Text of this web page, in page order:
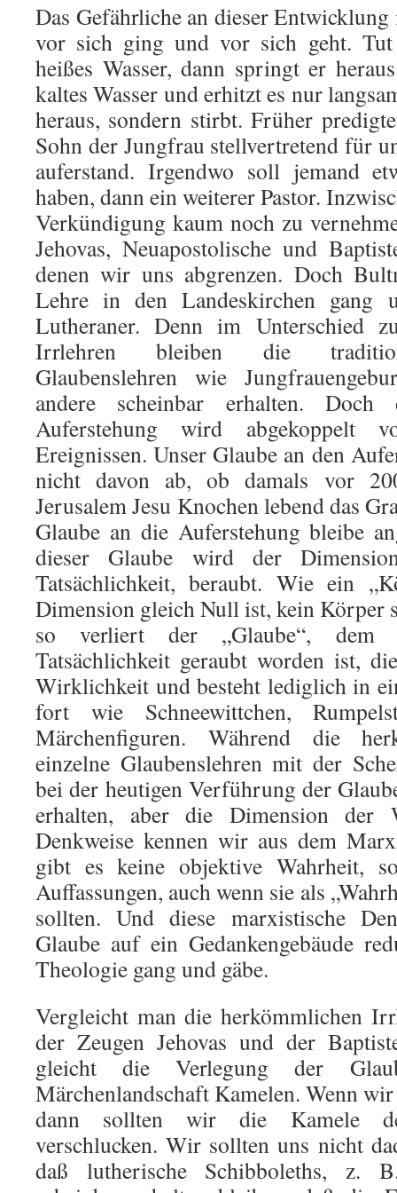
Das Gefährliche an dieser Entwicklung
vor sich ging und vor sich geht.
heißes Wasser, dann springt er
kaltes Wasser und erhitzt es nur
heraus, sondern stirbt. Früher
Sohn der Jungfrau stellvertretend für
auferstand. Irgendwo soll jemand
haben, dann ein weiterer Pastor.
Verkündigung kaum noch zu
Jehovas, Neuapostolische und
denen wir uns abgrenzen. Doch
Lehre in den Landeskirchen
Lutheraner. Denn im Unterschied
Irrlehren bleiben die
Glaubenslehren wie
andere scheinbar erhalten.
Auferstehung wird abgekoppelt
Ereignissen. Unser Glaube an den
nicht davon ab, ob damals vor
Jerusalem Jesu Knochen lebend das
Glaube an die Auferstehung bleibe
dieser Glaube wird der
Tatsächlichkeit, beraubt. Wie ein
Dimension gleich Null ist, kein Körper
so verliert der „Glaube“, dem
Tatsächlichkeit geraubt worden ist,
Wirklichkeit und besteht lediglich in
fort wie Schneewittchen,
Märchenfiguren. Während die
einzelne Glaubenslehren mit der
bei der heutigen Verführung der
erhalten, aber die Dimension der
Denkweise kennen wir aus dem
gibt es keine objektive Wahrheit,
Auffassungen, auch wenn sie als
sollten. Und diese marxistische
Glaube auf ein Gedankengebäude
Theologie gang und gäbe.
Vergleicht man die herkömmlichen
der Zeugen Jehovas und der
gleicht die Verlegung der
Märchenlandschaft Kamelen. Wenn
dann sollten wir die Kamele
verschlucken. Wir sollten uns nicht
daß lutherische Schibboleths, z.